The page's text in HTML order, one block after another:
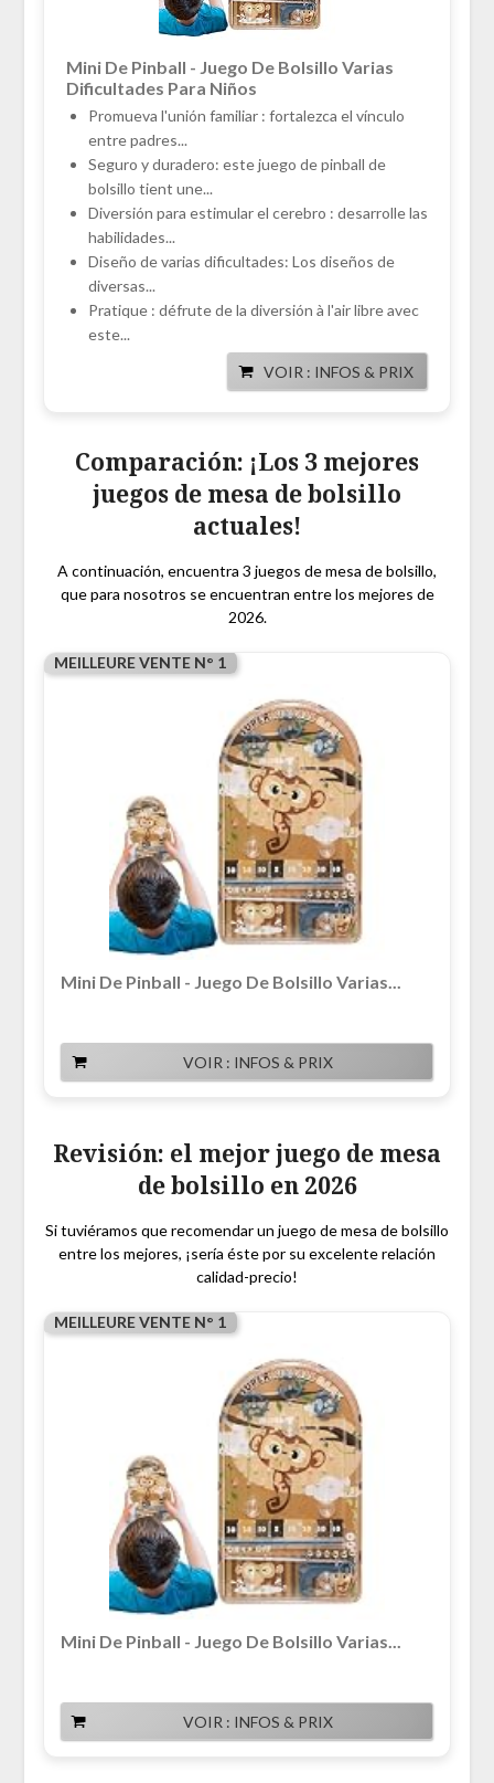
Mini De Pinball - Juego De Bolsillo Varias
Dificultades Para Niños
Promueva l'unión familiar : fortalezca el vínculo
entre padres...
Seguro y duradero: este juego de pinball de
bolsillo tient une...
Diversión para estimular el cerebro : desarrolle las
habilidades...
Diseño de varias dificultades: Los diseños de
diversas...
Pratique : défrute de la diversión à l'air libre avec
este...
VOIR : INFOS & PRIX
Comparación: ¡Los 3 mejores
juegos de mesa de bolsillo
actuales!
A continuación, encuentra 3 juegos de mesa de bolsillo,
que para nosotros se encuentran entre los mejores de
2026.
MEILLEURE VENTE N° 1
Mini De Pinball - Juego De Bolsillo Varias...
VOIR : INFOS & PRIX
Revisión: el mejor juego de mesa
de bolsillo en 2026
Si tuviéramos que recomendar un juego de mesa de bolsillo
entre los mejores, ¡sería éste por su excelente relación
calidad-precio!
MEILLEURE VENTE N° 1
Mini De Pinball - Juego De Bolsillo Varias...
VOIR : INFOS & PRIX